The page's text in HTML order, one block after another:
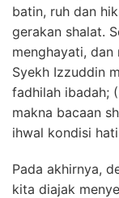
batin, ruh dan
gerakan shalat.
menghayati, dan
Syekh Izzuddin
fadhilah ibadah;
makna bacaan
ihwal kondisi
Pada akhirnya,
kita diajak